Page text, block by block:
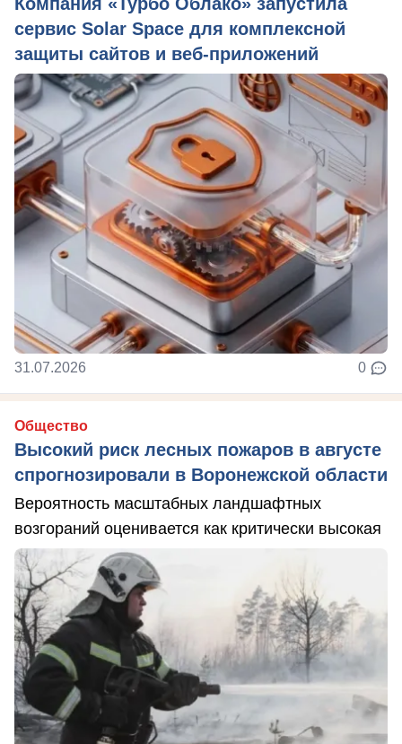
сервис Solar Space для комплексной
защиты сайтов и веб-приложений
31.07.2026 0
Общество
Высокий риск лесных пожаров в августе
спрогнозировали в Воронежской области
Вероятность масштабных ландшафтных
возгораний оценивается как критически высокая